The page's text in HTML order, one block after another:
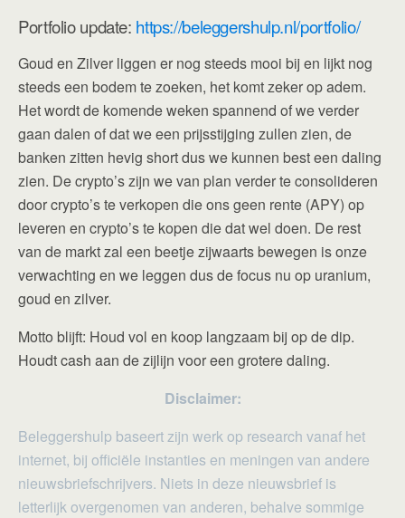
Portfolio update: https://beleggershulp.nl/portfolio/
Goud en Zilver liggen er nog steeds mooi bij en lijkt nog
steeds een bodem te zoeken, het komt zeker op adem.
Het wordt de komende weken spannend of we verder
gaan dalen of dat we een prijsstijging zullen zien, de
banken zitten hevig short dus we kunnen best een daling
zien. De crypto’s zijn we van plan verder te consolideren
door crypto’s te verkopen die ons geen rente (APY) op
leveren en crypto’s te kopen die dat wel doen. De rest
van de markt zal een beetje zijwaarts bewegen is onze
verwachting en we leggen dus de focus nu op uranium,
goud en zilver.
Motto blijft: Houd vol en koop langzaam bij op de dip.
Houdt cash aan de zijlijn voor een grotere daling.
Disclaimer:
Beleggershulp baseert zijn werk op research vanaf het
internet, bij officiële instanties en meningen van andere
nieuwsbriefschrijvers. Niets in deze nieuwsbrief is
letterlijk overgenomen van anderen, behalve sommige